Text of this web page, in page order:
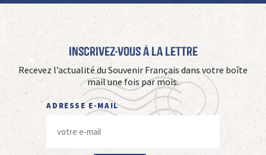
Inscrivez-vous à La Lettre
Recevez l’actualité du Souvenir Français dans votre boîte
mail une fois par mois.
ADRESSE E-MAIL